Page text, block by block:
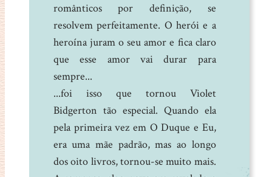
românticos por definição, se
resolvem perfeitamente. O herói e a
heroína juram o seu amor e fica claro
que esse amor vai durar para
sempre...
...foi isso que tornou Violet
Bidgerton tão especial. Quando ela
pela primeira vez em O Duque e Eu,
era uma mãe padrão, mas ao longo
dos oito livros, tornou-se muito mais.